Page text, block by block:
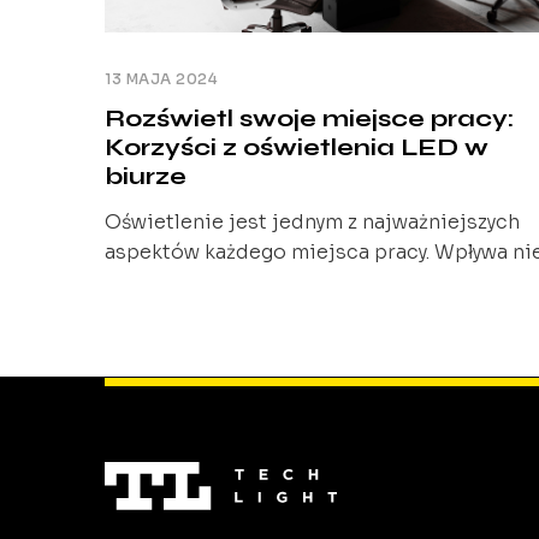
13 MAJA 2024
Rozświetl swoje miejsce pracy:
Korzyści z oświetlenia LED w
biurze
Oświetlenie jest jednym z najważniejszych
aspektów każdego miejsca pracy. Wpływa
zastosowaniem oświetlenia LED w biurze.
do generowania światła. Jest to znacznie
bardziej energooszczędne i trwałe niż